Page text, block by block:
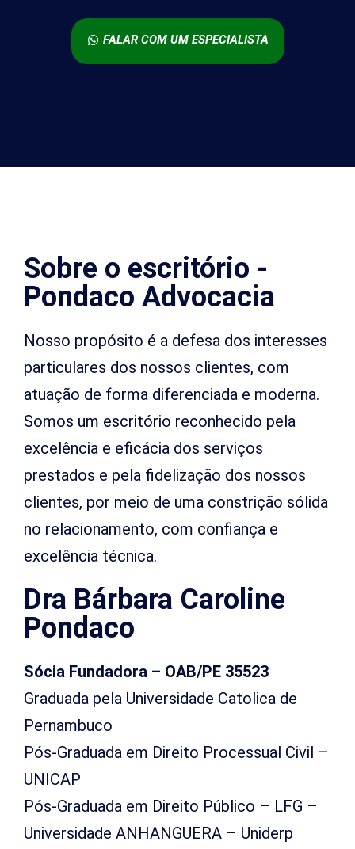
FALAR COM UM ESPECIALISTA
Sobre o escritório -
Pondaco Advocacia
Nosso propósito é a defesa dos interesses
particulares dos nossos clientes, com
atuação de forma diferenciada e moderna.
Somos um escritório reconhecido pela
excelência e eficácia dos serviços
prestados e pela fidelização dos nossos
clientes, por meio de uma constrição sólida
no relacionamento, com confiança e
excelência técnica.
Dra Bárbara Caroline
Pondaco
Sócia Fundadora – OAB/PE 35523
Graduada pela Universidade Catolica de
Pernambuco
Pós-Graduada em Direito Processual Civil –
UNICAP
Pós-Graduada em Direito Público – LFG –
Universidade ANHANGUERA – Uniderp